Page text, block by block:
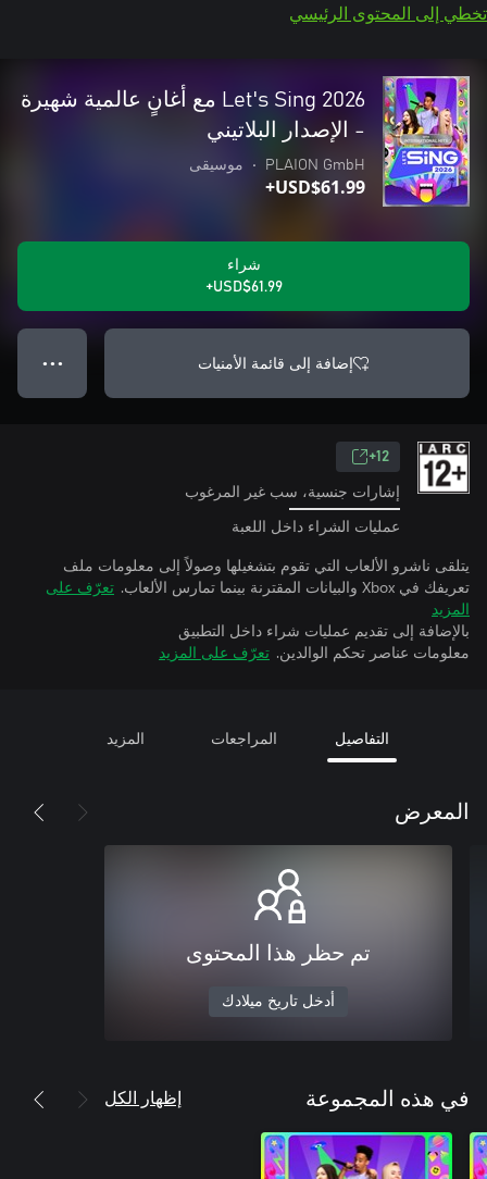
تخطي إلى المحتوى الرئيسي
Let's Sing 2026 مع أغانٍ عالمية شهيرة
- الإصدار البلاتيني
PLAION GmbH
• موسيقى
USD$61.99+
شراء
USD$61.99+
إضافة إلى قائمة الأمنيات ● ● ●
12+
إشارات جنسية، سب غير المرغوب
عمليات الشراء داخل اللعبة
يتلقى ناشرو الألعاب التي تقوم بتشغيلها وصولاً إلى معلومات ملف
تعريفك في Xbox والبيانات المقترنة بينما تمارس الألعاب.
تعرّف على
المزيد
بالإضافة إلى تقديم عمليات شراء داخل التطبيق
معلومات عناصر تحكم الوالدين. تعرّف على المزيد
التفاصيل المراجعات المزيد
المعرض
تم حظر هذا المحتوى
أدخل تاريخ ميلادك
في هذه المجموعة إظهار الكل